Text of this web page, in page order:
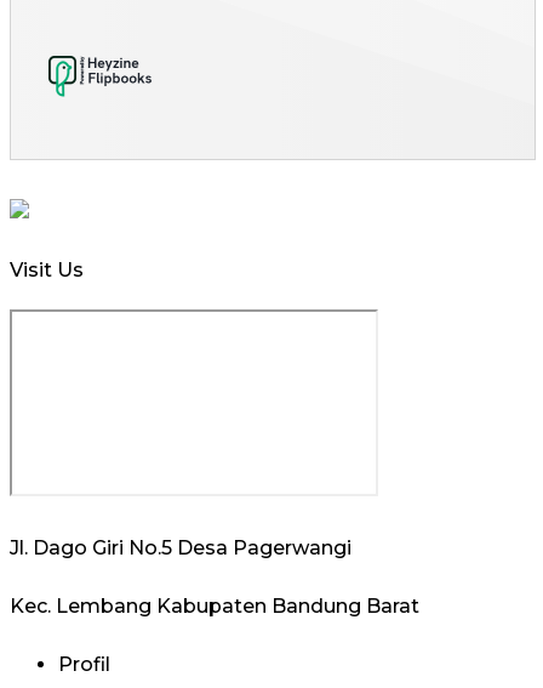
Visit Us
Jl. Dago Giri No.5 Desa Pagerwangi
Kec. Lembang Kabupaten Bandung Barat
Profil